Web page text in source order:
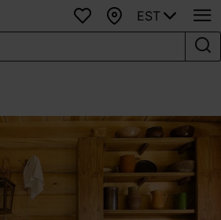
Lemmikud
Kaart
EST